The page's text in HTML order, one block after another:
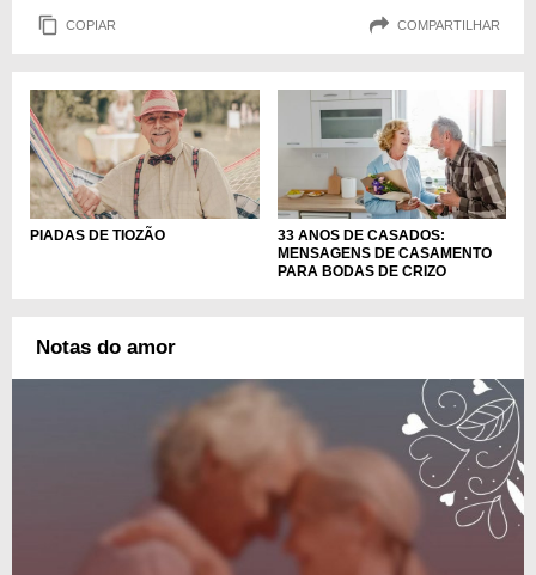
COPIAR COMPARTILHAR
PIADAS DE TIOZÃO
33 ANOS DE CASADOS:
MENSAGENS DE CASAMENTO
PARA BODAS DE CRIZO
Notas do amor